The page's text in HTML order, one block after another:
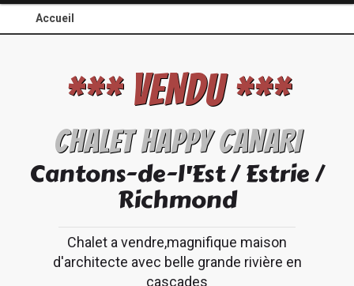
Accueil
*** VENDU ***
CHALET HAPPY CANARI
Cantons-de-l'Est / Estrie/
Richmond
Chalet a vendre,magnifique maison
d'architecte avec belle grande rivière en
cascades